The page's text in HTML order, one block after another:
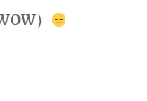
）